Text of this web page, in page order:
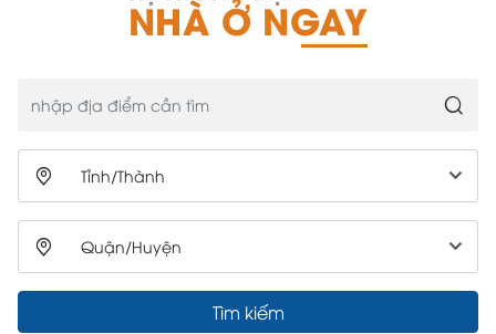
NHÀ Ở NGAY
Tỉnh/Thành
Quận/Huyện
Tìm kiếm